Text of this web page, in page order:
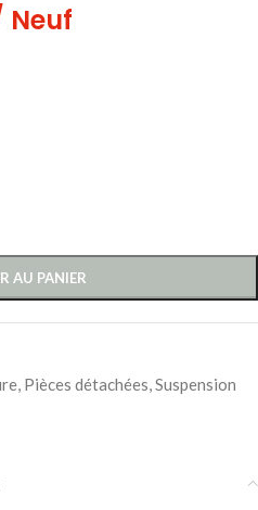
Neuf
AU PANIER
, Pièces détachées,Suspension